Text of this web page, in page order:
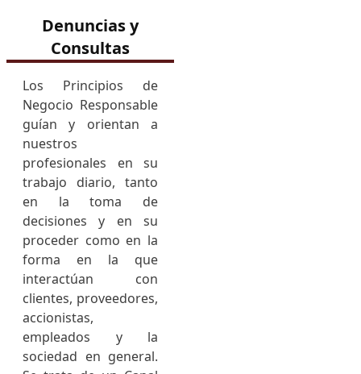
Denuncias y
Consultas
Los Principios de
Negocio Responsable
guían y orientan a
nuestros
profesionales en su
trabajo diario, tanto
en la toma de
decisiones y en su
proceder como en la
forma en la que
interactúan con
clientes, proveedores,
accionistas,
empleados y la
sociedad en general.